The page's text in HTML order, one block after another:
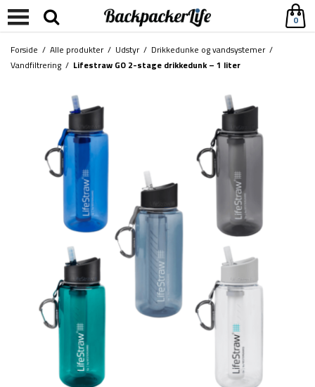
0
Forside / Alle produkter/ Udstyr/ Drikkedunke og vandsystemer/
Vandfiltrering / Lifestraw GO 2-stage drikkedunk – 1 liter